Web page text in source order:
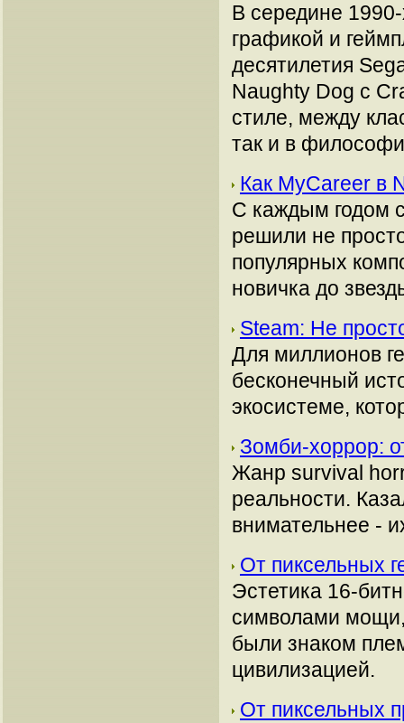
В середине
графикой и
десятилетия
Naughty Dog с
стиле, между
так и в
Как MyCareer в
С каждым годом
решили не
популярных
новичка до
Steam: Не
Для миллионов
бесконечный
экосистеме,
Зомби-хоррор:
Жанр survival
реальности.
внимательнее -
От пиксельных
Эстетика 16-
символами мощи,
были знаком
цивилизацией.
От пиксельных